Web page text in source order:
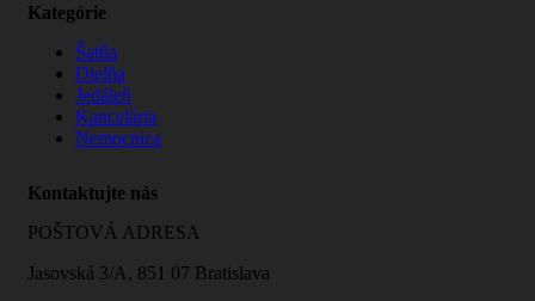
Kategórie
Šatňa
Dielňa
Jedáleň
Kancelária
Nemocnica
Kontaktujte nás
POŠTOVÁ ADRESA
Jasovská 3/A, 851 07 Bratislava